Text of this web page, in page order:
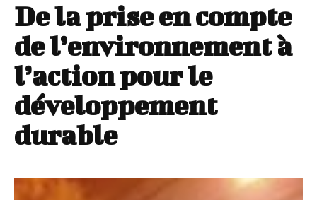
De la prise en compte
de l’environnement à
l’action pour le
développement
durable